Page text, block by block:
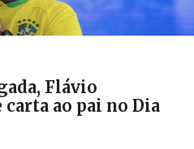
Flávio
ao pai no Dia